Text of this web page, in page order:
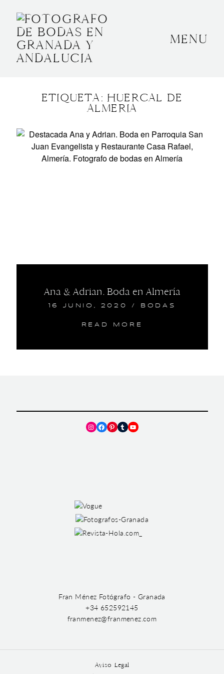
MENU
ETIQUETA: HUERCAL DE
ALMERIA
Ana & Adrian. Boda en Almería
16 JUNIO, 2020 / BODAS
READ MORE
BODAS
OTROS
Instagram
Facebook
Pinterest
TumblrYouTube
Fran Ménez Fotógrafo - Granada
+34 652592145
franmenez@franmenez.com
Aviso Legal